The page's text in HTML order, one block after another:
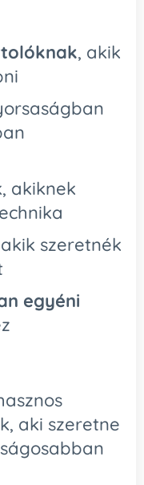
, akik
akiknek
szeretnék
egyéni
aki szeretne